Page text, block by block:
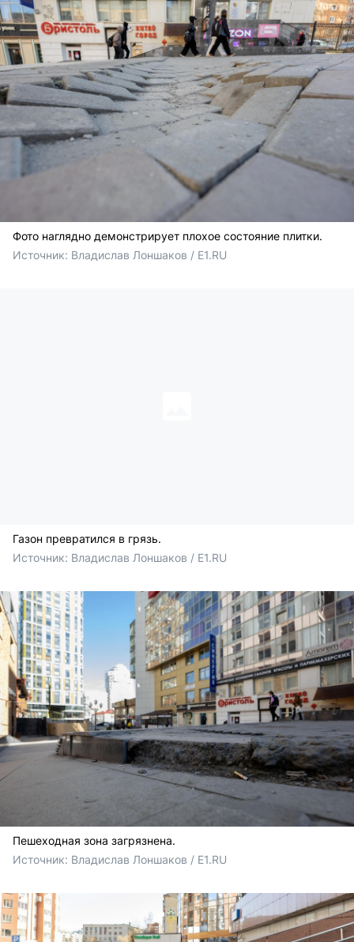
Фото наглядно демонстрирует плохое состояние плитки.
Источник: Владислав Лоншаков / E1.RU
Газон превратился в грязь.
Источник: Владислав Лоншаков / E1.RU
Пешеходная зона загрязнена.
Источник: Владислав Лоншаков / E1.RU